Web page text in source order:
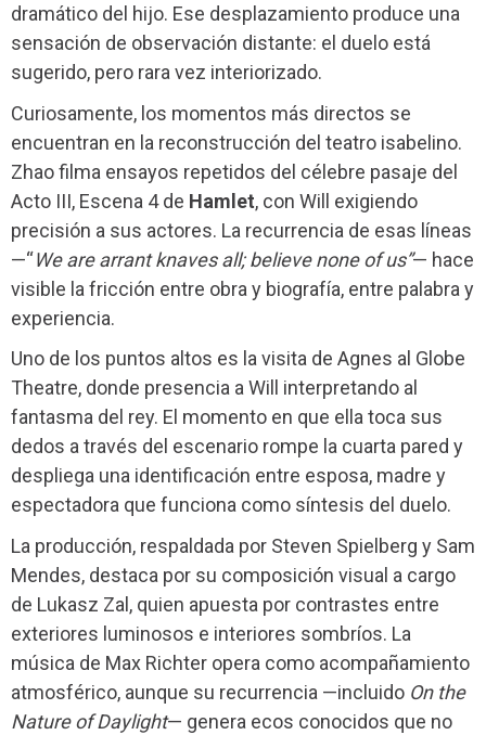
dramático del hijo. Ese desplazamiento produce una
sensación de observación distante: el duelo está
sugerido, pero rara vez interiorizado.
Curiosamente, los momentos más directos se
encuentran en la reconstrucción del teatro isabelino.
Zhao filma ensayos repetidos del célebre pasaje del
Acto III, Escena 4 de Hamlet, con Will exigiendo
precisión a sus actores. La recurrencia de esas líneas
—“We are arrant knaves all; believe none of us”— hace
visible la fricción entre obra y biografía, entre palabra y
experiencia.
Uno de los puntos altos es la visita de Agnes al Globe
Theatre, donde presencia a Will interpretando al
fantasma del rey. El momento en que ella toca sus
dedos a través del escenario rompe la cuarta pared y
despliega una identificación entre esposa, madre y
espectadora que funciona como síntesis del duelo.
La producción, respaldada por Steven Spielberg y Sam
Mendes, destaca por su composición visual a cargo
de Lukasz Zal, quien apuesta por contrastes entre
exteriores luminosos e interiores sombríos. La
música de Max Richter opera como acompañamiento
atmosférico, aunque su recurrencia —incluido On the
Nature of Daylight— genera ecos conocidos que no